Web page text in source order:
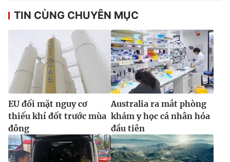
TIN CÙNG CHUYÊN MỤC
EU đối mặt nguy cơ
thiếu khí đốt trước mùa
đông
Australia ra mắt phòng
khám y học cá nhân hóa
đầu tiên